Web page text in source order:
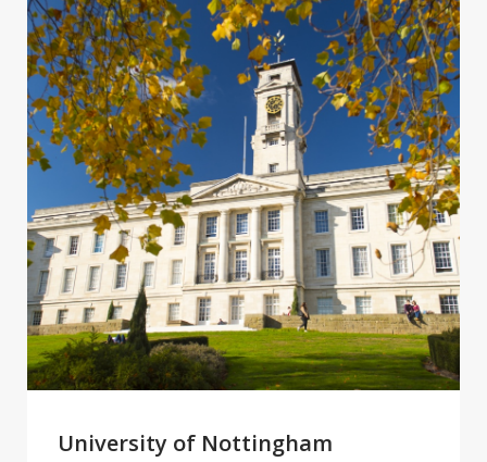
University of Nottingham